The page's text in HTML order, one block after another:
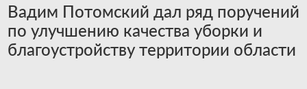
Вадим Потомский дал ряд поручений
по улучшению качества уборки и
благоустройству территории области